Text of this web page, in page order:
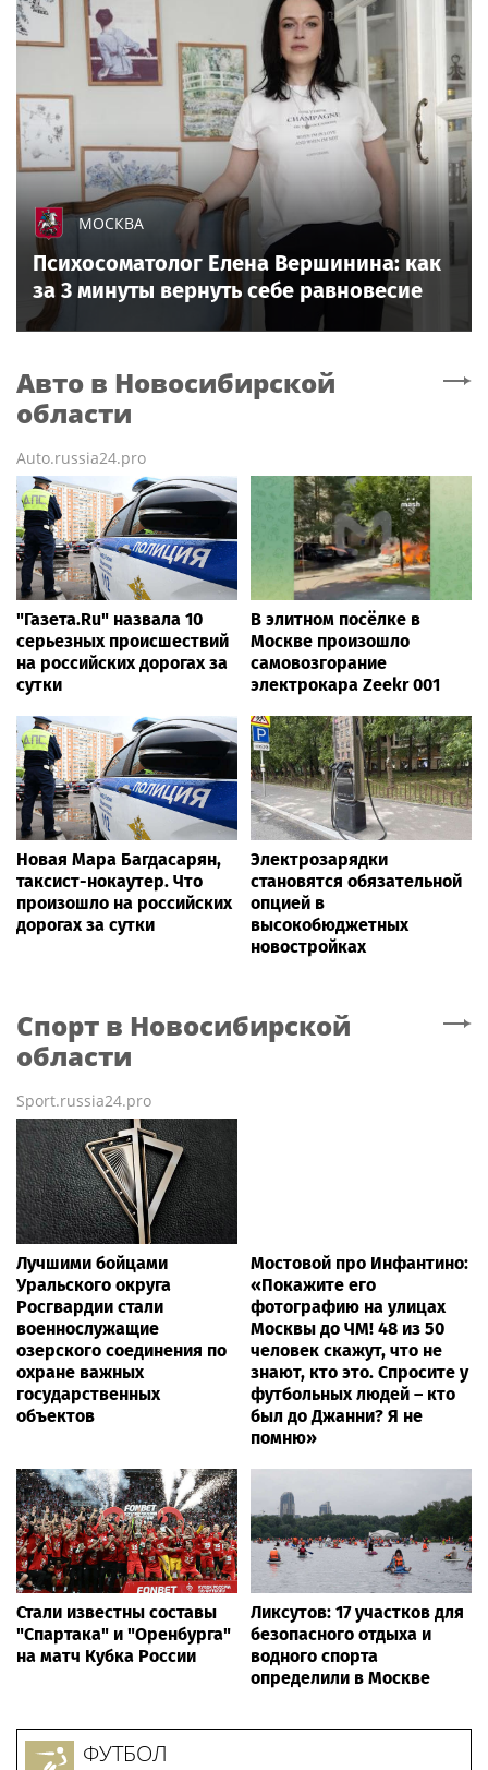
МОСКВА
Психосоматолог Елена Вершинина: как
за 3 минуты вернуть себе равновесие
Авто в Новосибирской
области
Auto.russia24.pro
"Газета.Ru" назвала 10
серьезных происшествий
на российских дорогах за
сутки
В элитном посёлке в
Москве произошло
самовозгорание
электрокара Zeekr 001
Новая Мара Багдасарян,
таксист-нокаутер. Что
произошло на российских
дорогах за сутки
Электрозарядки
становятся обязательной
опцией в
высокобюджетных
новостройках
Спорт в Новосибирской
области
Sport.russia24.pro
Лучшими бойцами
Уральского округа
Росгвардии стали
военнослужащие
озерского соединения по
охране важных
государственных
объектов
Мостовой про Инфантино:
«Покажите его
фотографию на улицах
Москвы до ЧМ! 48 из 50
человек скажут, что не
знают, кто это. Спросите у
футбольных людей – кто
был до Джанни? Я не
помню»
Стали известны составы
"Спартака" и "Оренбурга"
на матч Кубка России
Ликсутов: 17 участков для
безопасного отдыха и
водного спорта
определили в Москве
ФУТБОЛ